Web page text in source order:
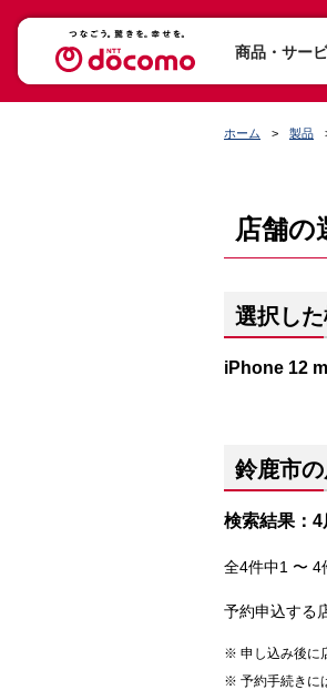
商品・サー
ホーム 製品
店舗の
選択し
iPhone 12
鈴鹿市
検索結果：4
全4件中1 〜 4
予約申込する
申し込み後に
予約手続きに